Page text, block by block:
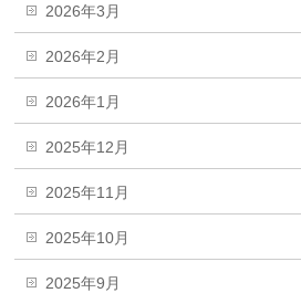
2026年3月
2026年2月
2026年1月
2025年12月
2025年11月
2025年10月
2025年9月